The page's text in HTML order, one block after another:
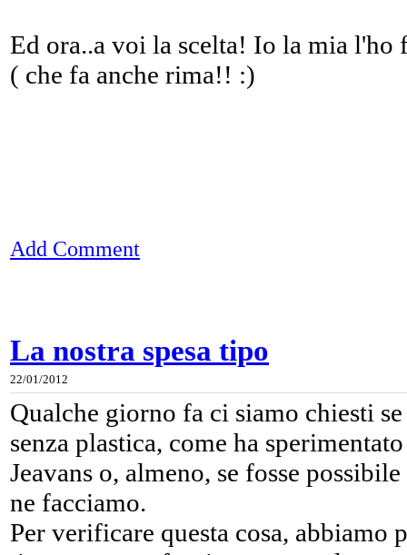
Ed ora..a voi la scelta! Io la mia l'ho
( che fa anche rima!! :)
Add Comment
La nostra spesa tipo
22/01/2012
Qualche giorno fa ci siamo chiesti
senza plastica, come ha
Jeavans o, almeno, se fosse
ne facciamo.
Per verificare questa cosa, abbiamo